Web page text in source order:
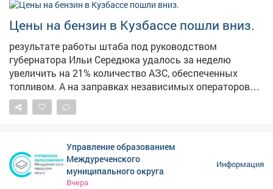
сильных ливней эта лестница регулярно
превращается в бурный водопад, а зимой страдает от
тяжести снега. Напомним, в конце июня в мэрии
сообщали, что началсяремонт лестничного спуска на
Пионерском бульваре. В администрации также
отметили, что его размыло сильным дождем.
Цены на бензин в Кузбассе пошли вниз.
результате работы штаба под руководством
губернатора Ильи Середюка удалось за неделю
увеличить на 21% количество АЗС, обеспеченных
топливом. А на заправках независимых операторов
стоимость горючего начала снижаться. Проехали по
территориям региона и убедились в этом.
Управление образованием
Междуреченского
муниципального округа
Вчера
Информация